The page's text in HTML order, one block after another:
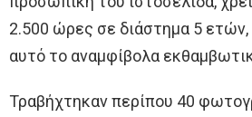
2.500 ώρες σε διάστημα 5 ετών,
αυτό το αναμφίβολα
Τραβήχτηκαν περίπου 40